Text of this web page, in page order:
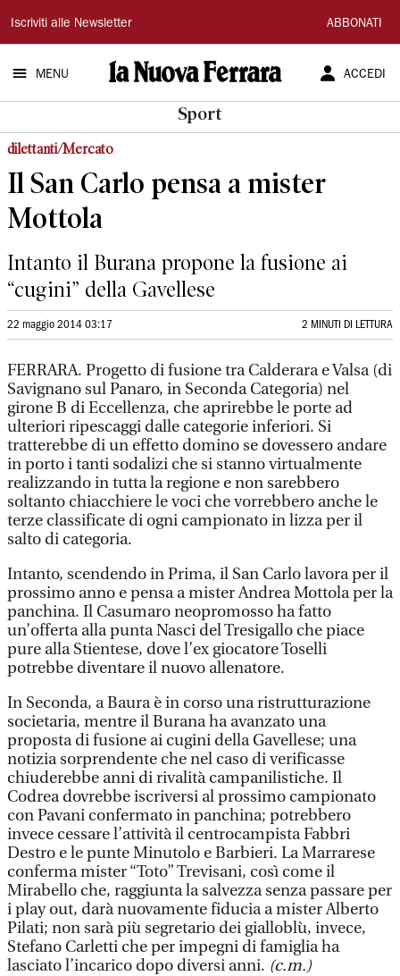
La
Nuova
Ferrara
Iscriviti alle Newsletter ABBONATI
MENU ACCEDI
Sport
dilettanti/Mercato
Il San Carlo pensa a mister
Mottola
Intanto il Burana propone la fusione ai
“cugini” della Gavellese
22 maggio 2014 03:17 2 MINUTI DI LETTURA
FERRARA. Progetto di fusione tra Calderara e Valsa (di
Savignano sul Panaro, in Seconda Categoria) nel
girone B di Eccellenza, che aprirebbe le porte ad
ulteriori ripescaggi dalle categorie inferiori. Si
tratterebbe di un effetto domino se dovessero andare
in porto i tanti sodalizi che si stanno virtualmente
realizzando in tutta la regione e non sarebbero
soltanto chiacchiere le voci che vorrebbero anche le
terze classificate di ogni campionato in lizza per il
salto di categoria.
Intanto, scendendo in Prima, il San Carlo lavora per il
prossimo anno e pensa a mister Andrea Mottola per la
panchina. Il Casumaro neopromosso ha fatto
un’offerta alla punta Nasci del Tresigallo che piace
pure alla Stientese, dove l’ex giocatore Toselli
potrebbe diventare il nuovo allenatore.
In Seconda, a Baura è in corso una ristrutturazione
societaria, mentre il Burana ha avanzato una
proposta di fusione ai cugini della Gavellese; una
notizia sorprendente che nel caso di verificasse
chiuderebbe anni di rivalità campanilistiche. Il
Codrea dovrebbe iscriversi al prossimo campionato
con Pavani confermato in panchina; potrebbero
invece cessare l’attività il centrocampista Fabbri
Destro e le punte Minutolo e Barbieri. La Marrarese
conferma mister “Toto” Trevisani, così come il
Mirabello che, raggiunta la salvezza senza passare per
i play out, darà nuovamente fiducia a mister Alberto
Pilati; non sarà più segretario dei gialloblù, invece,
Stefano Carletti che per impegni di famiglia ha
lasciato l’incarico dopo diversi anni. (c.m.)